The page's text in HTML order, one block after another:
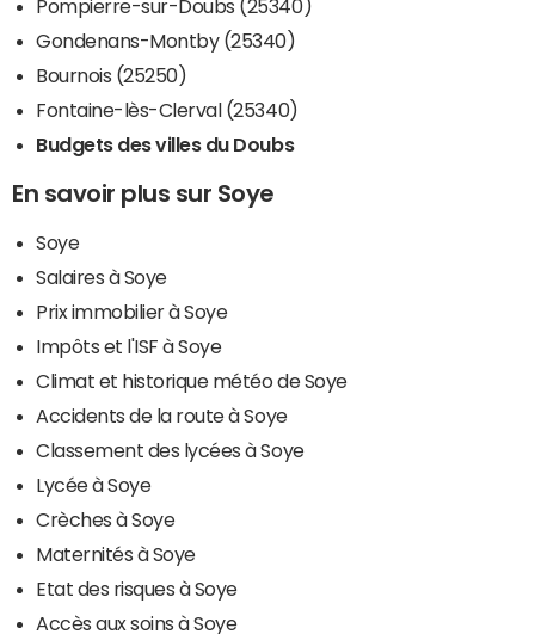
Pompierre-sur-Doubs (25340)
Gondenans-Montby (25340)
Bournois (25250)
Fontaine-lès-Clerval (25340)
Budgets des villes du Doubs
En savoir plus sur Soye
Soye
Salaires à Soye
Prix immobilier à Soye
Impôts et l'ISF à Soye
Climat et historique météo de Soye
Accidents de la route à Soye
Classement des lycées à Soye
Lycée à Soye
Crèches à Soye
Maternités à Soye
Etat des risques à Soye
Accès aux soins à Soye